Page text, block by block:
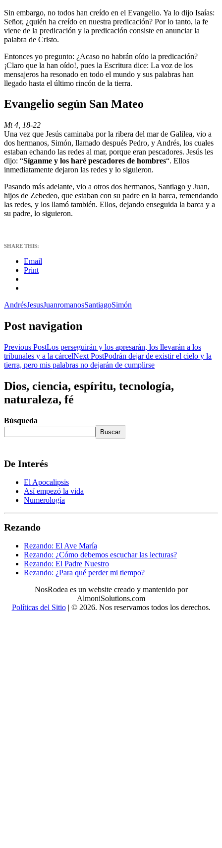
Sin embargo, no todos han creído en el Evangelio. Ya lo dijo Isaías:
Señor, ¿quién ha creído en nuestra predicación? Por lo tanto, la fe
viene de la predicación y la predicación consiste en anunciar la
palabra de Cristo.
Entonces yo pregunto: ¿Acaso no habrán oído la predicación?
¡Claro que la han oído!, pues la Escritura dice: La voz de los
mensajeros ha resonado en todo el mundo y sus palabras han
llegado hasta el último rincón de la tierra.
Evangelio según San Mateo
Mt 4, 18-22
Una vez que Jesús caminaba por la ribera del mar de Galilea, vio a
dos hermanos, Simón, llamado después Pedro, y Andrés, los cuales
estaban echando las redes al mar, porque eran pescadores. Jesús les
dijo: “Síganme y los haré pescadores de hombres“. Ellos
inmediatamente dejaron las redes y lo siguieron.
Pasando más adelante, vio a otros dos hermanos, Santiago y Juan,
hijos de Zebedeo, que estaban con su padre en la barca, remendando
las redes, y los llamó también. Ellos, dejando enseguida la barca y a
su padre, lo siguieron.
SHARE THIS:
Email
Print
AndrésJesusJuanromanosSantiagoSimón
Post navigation
Previous PostLos perseguirán y los apresarán, los llevarán a los
tribunales y a la cárcelNext PostPodrán dejar de existir el cielo y la
tierra, pero mis palabras no dejarán de cumplirse
Dios, ciencia, espíritu, tecnología,
naturaleza, fé
Búsqueda
Buscar
De Interés
El Apocalipsis
Así empezó la vida
Numerología
Rezando
Rezando: El Ave María
Rezando: ¿Cómo debemos escuchar las lecturas?
Rezando: El Padre Nuestro
Rezando: ¿Para qué perder mi tiempo?
NosRodea es un website creado y mantenido por
AlmoniSolutions.com
Políticas del Sitio| © 2026. Nos reservamos todos los derechos.